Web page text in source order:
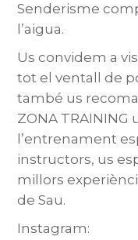
Senderisme
l’aigua.
Us convidem a
tot el ventall de
també us
ZONA
l’entrenament
instructors, us
millors
de Sau.
Instagram: